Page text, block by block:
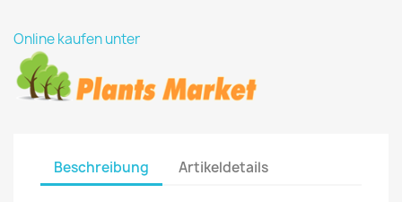
Online kaufen unter
Beschreibung Artikeldetails